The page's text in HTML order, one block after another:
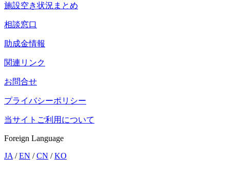
施設空き状況まとめ
相談窓口
助成金情報
関連リンク
お問合せ
プライバシーポリシー
当サイトご利用について
Foreign Language
JA /EN /CN /KO